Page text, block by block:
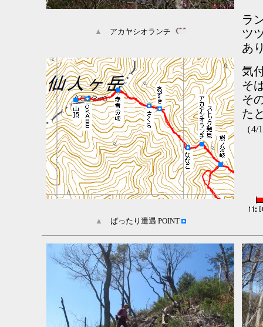
ラ
ツ
あ
気
そ
そ
た
（
▲ アカヤシオランチ
▲ ばったり遭遇 POINT